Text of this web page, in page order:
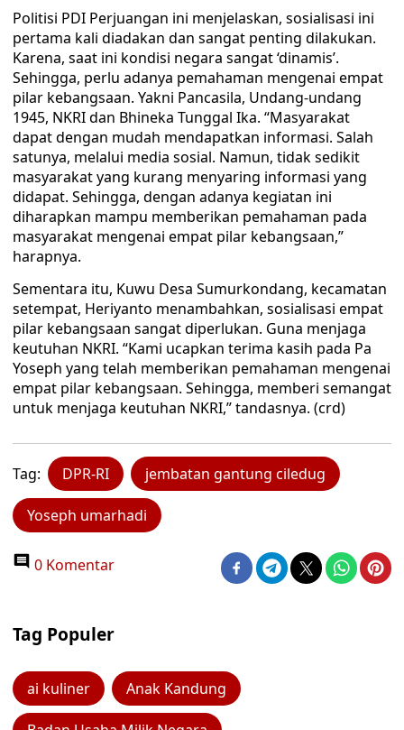
Politisi PDI Perjuangan ini menjelaskan, sosialisasi ini
pertama kali diadakan dan sangat penting dilakukan.
Karena, saat ini kondisi negara sangat ‘dinamis’.
Sehingga, perlu adanya pemahaman mengenai empat
pilar kebangsaan. Yakni Pancasila, Undang-undang
1945, NKRI dan Bhineka Tunggal Ika. “Masyarakat
dapat dengan mudah mendapatkan informasi. Salah
satunya, melalui media sosial. Namun, tidak sedikit
masyarakat yang kurang menyaring informasi yang
didapat. Sehingga, dengan adanya kegiatan ini
diharapkan mampu memberikan pemahaman pada
masyarakat mengenai empat pilar kebangsaan,”
harapnya.
Sementara itu, Kuwu Desa Sumurkondang, kecamatan
setempat, Heriyanto menambahkan, sosialisasi empat
pilar kebangsaan sangat diperlukan. Guna menjaga
keutuhan NKRI. “Kami ucapkan terima kasih pada Pa
Yoseph yang telah memberikan pemahaman mengenai
empat pilar kebangsaan. Sehingga, memberi semangat
untuk menjaga keutuhan NKRI,” tandasnya. (crd)
Tag: DPR-RI jembatan gantung ciledug
Yoseph umarhadi
0 Komentar
Tag Populer
ai kuliner Anak Kandung